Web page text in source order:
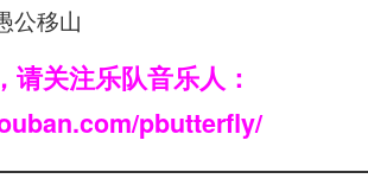
公移山
请关注乐队音乐人：
pbutterfly/